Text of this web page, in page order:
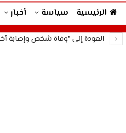
الرئيسية سياسة أخبار
العودة إلى "وفاة شخص وإصابة